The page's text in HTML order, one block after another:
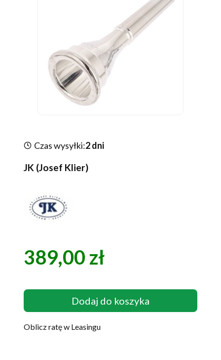
Czas wysyłki:2 dni
JK (Josef Klier)
Cena
389,00 zł
Dodaj do koszyka
Oblicz ratę w Leasingu